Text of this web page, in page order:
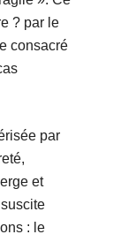
? par le
consacré
par
et
: le